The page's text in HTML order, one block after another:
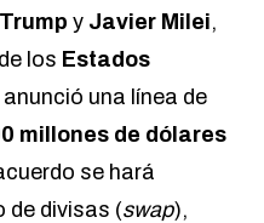
y Javier Milei,
los Estados
anunció una línea de
millones de dólares
se hará
de divisas (swap),